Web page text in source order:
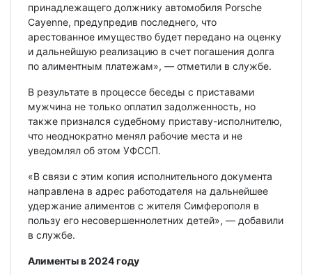
принадлежащего должнику автомобиля Porsche
Cayenne, предупредив последнего, что
арестованное имущество будет передано на оценку
и дальнейшую реализацию в счет погашения долга
по алиментным платежам», — отметили в службе.
В результате в процессе беседы с приставами
мужчина не только оплатил задолженность, но
также признался судебному приставу-исполнителю,
что неоднократно менял рабочие места и не
уведомлял об этом УФССП.
«В связи с этим копия исполнительного документа
направлена в адрес работодателя на дальнейшее
удержание алиментов с жителя Симферополя в
пользу его несовершеннолетних детей», — добавили
в службе.
Алименты в 2024 году